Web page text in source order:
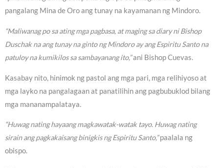
pangalang Mina de Oro ang tunay na kayamanan ng Mindoro.
“Maliwanag po sa ating mga pagbasa, at maging sa diary ni Bishop
Duschak na ang tunay na ginto ng Mindoro ay ang Espiritu Santo na
patuloy na kumikilos sa sambayanang ito,”ani Bishop Cuevas.
Kasabay nito, hinimok ng pastol ang mga pari, mga relihiyoso at
mga layko na pangalagaan at panatilihin ang pagbubuklod bilang
mga mananampalataya.
“Huwag nating hayaang magkawatak-watak tayo. Huwag nating
sirain ang pagkakaisang binigkis ng Espiritu Santo,”paalala ng
obispo.